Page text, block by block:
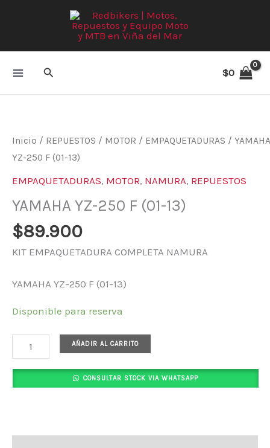
Buscar $0
Inicio / REPUESTOS / MOTOR / EMPAQUETADURAS / YAMAHA
YZ-250 F (01-13)
EMPAQUETADURAS, MOTOR, NAMURA, REPUESTOS
YAMAHA YZ-250 F (01-13)
$89.900
KIT EMPAQUETADURA COMPLETA NAMURA
YAMAHA YZ-250 F (01-13)
Disponible para reserva
250
F
13)
cantidad
AÑADIR AL CARRITO
CONSULTAR STOCK VIA WHATSAPP